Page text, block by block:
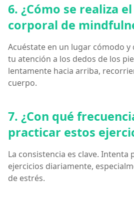
6. ¿Cómo se realiza
corporal de
Acuéstate en un lugar cómodo y
tu atención a los dedos de los
lentamente hacia arriba,
cuerpo.
7. ¿Con qué
practicar estos
La consistencia es clave. Intenta
ejercicios diariamente,
de estrés.